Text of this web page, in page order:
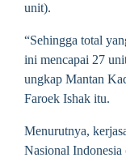
unit).
“Sehingga total
ini mencapai 27
ungkap Mantan
Faroek Ishak itu.
Menurutnya,
Nasional